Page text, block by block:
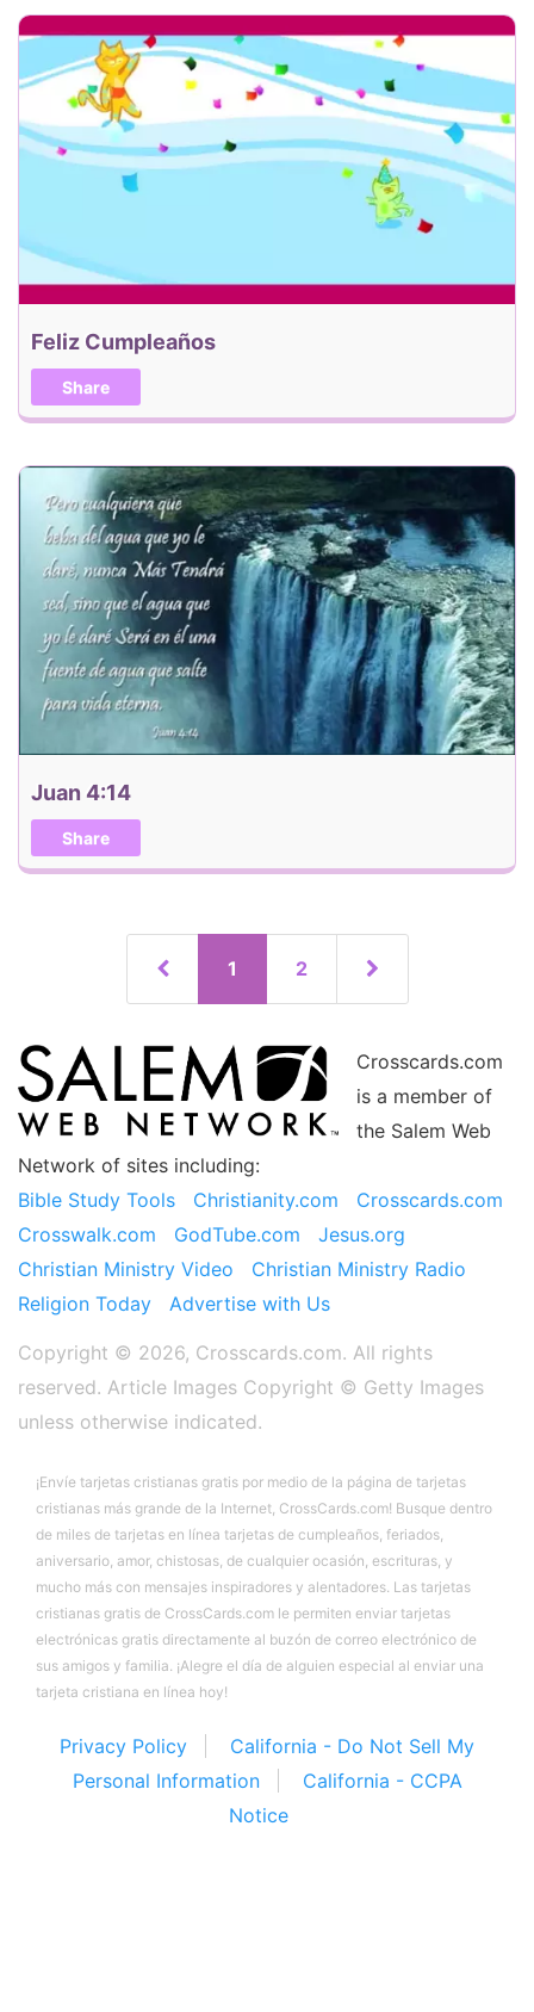
Feliz Cumpleaños
Share
Juan 4:14
Share
1 2
Crosscards.com
is a member of
the Salem Web
Network of sites including:
Bible Study Tools
Christianity.com
Crosscards.com
Crosswalk.com
GodTube.com
Jesus.org
Christian Ministry Video
Christian Ministry Radio
Religion Today
Advertise with Us
Copyright © 2026, Crosscards.com. All rights
reserved. Article Images Copyright ©️ Getty Images
unless otherwise indicated.
¡Envíe tarjetas cristianas gratis por medio de la página de tarjetas
cristianas más grande de la Internet, CrossCards.com! Busque dentro
de miles de tarjetas en línea tarjetas de cumpleaños, feriados,
aniversario, amor, chistosas, de cualquier ocasión, escrituras, y
mucho más con mensajes inspiradores y alentadores. Las tarjetas
cristianas gratis de CrossCards.com le permiten enviar tarjetas
electrónicas gratis directamente al buzón de correo electrónico de
sus amigos y familia. ¡Alegre el día de alguien especial al enviar una
tarjeta cristiana en línea hoy!
Privacy Policy
California - Do Not Sell My
Personal Information
California - CCPA
Notice